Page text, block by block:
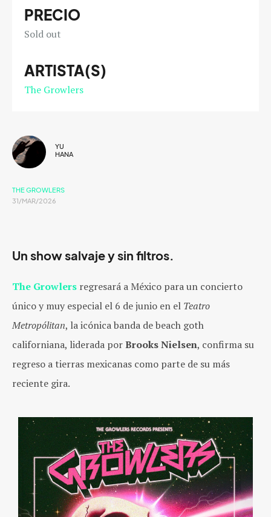
PRECIO
Sold out
ARTISTA(S)
The Growlers
YU
HANA
THE GROWLERS
31/MAR/2026
Un show salvaje y sin filtros.
The Growlers regresará a México para un concierto
único y muy especial el 6 de junio en el Teatro
Metropólitan, la icónica banda de beach goth
californiana, liderada porBrooks Nielsen, confirma su
regreso a tierras mexicanas como parte de su más
reciente gira.